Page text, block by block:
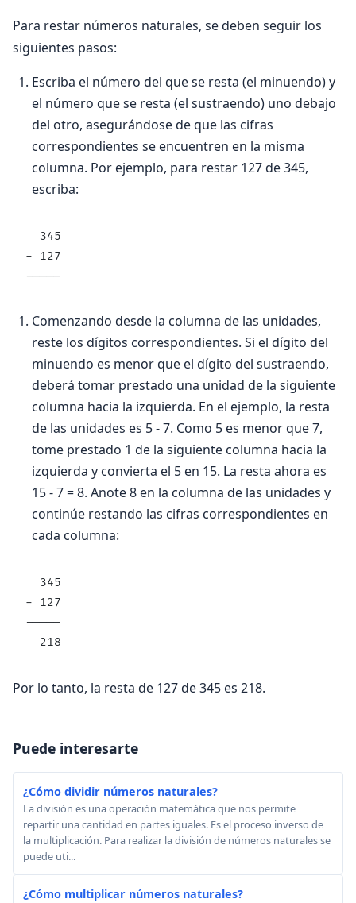
Para restar números naturales, se deben seguir los
siguientes pasos:
Escriba el número del que se resta (el minuendo) y
el número que se resta (el sustraendo) uno debajo
del otro, asegurándose de que las cifras
correspondientes se encuentren en la misma
columna. Por ejemplo, para restar 127 de 345,
escriba:
  345
- 127
-----
Comenzando desde la columna de las unidades,
reste los dígitos correspondientes. Si el dígito del
minuendo es menor que el dígito del sustraendo,
deberá tomar prestado una unidad de la siguiente
columna hacia la izquierda. En el ejemplo, la resta
de las unidades es 5 - 7. Como 5 es menor que 7,
tome prestado 1 de la siguiente columna hacia la
izquierda y convierta el 5 en 15. La resta ahora es
15 - 7 = 8. Anote 8 en la columna de las unidades y
continúe restando las cifras correspondientes en
cada columna:
  345
- 127
-----
  218
Por lo tanto, la resta de 127 de 345 es 218.
Puede interesarte
¿Cómo dividir números naturales?
La división es una operación matemática que nos permite
repartir una cantidad en partes iguales. Es el proceso inverso de
la multiplicación. Para realizar la división de números naturales se
puede uti...
¿Cómo multiplicar números naturales?